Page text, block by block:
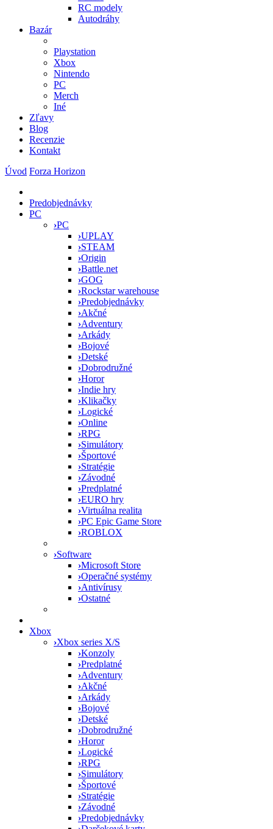
RC modely
Autodráhy
Bazár
Playstation
Xbox
Nintendo
PC
Merch
Iné
Zľavy
Blog
Recenzie
Kontakt
Úvod Forza Horizon
Predobjednávky
PC
›PC
›UPLAY
›STEAM
›Origin
›Battle.net
›GOG
›Rockstar warehouse
›Predobjednávky
›Akčné
›Adventury
›Arkády
›Bojové
›Detské
›Dobrodružné
›Horor
›Indie hry
›Klikačky
›Logické
›Online
›RPG
›Simulátory
›Športové
›Stratégie
›Závodné
›Predplatné
›EURO hry
›Virtuálna realita
›PC Epic Game Store
›ROBLOX
›Software
›Microsoft Store
›Operačné systémy
›Antivírusy
›Ostatné
Xbox
›Xbox series X/S
›Konzoly
›Predplatné
›Adventury
›Akčné
›Arkády
›Bojové
›Detské
›Dobrodružné
›Horor
›Logické
›RPG
›Simulátory
›Športové
›Stratégie
›Závodné
›Predobjednávky